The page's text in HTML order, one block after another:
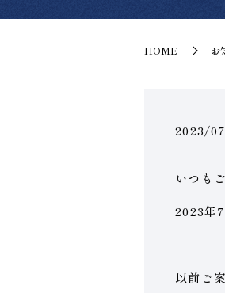
HOME お
2023/
いつも
2023年
以前ご